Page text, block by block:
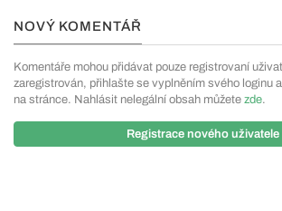
NOVÝ KOMENTÁŘ
Komentáře mohou přidávat pouze registrovaní
zaregistrován, přihlašte se vyplněním svého loginu
na stránce. Nahlásit nelegální obsah můžete zde.
Registrace nového uživatele